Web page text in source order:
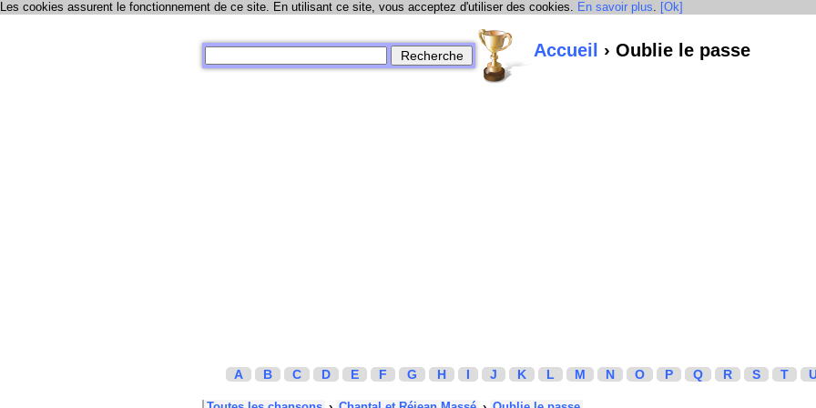
Les cookies assurent le fonctionnement de ce site. En utilisant ce site, vous acceptez d'utiliser des cookies. En savoir plus. [Ok]
Accueil › Oublie le passe
A B C D E F G H I J K L M N O P Q R S T